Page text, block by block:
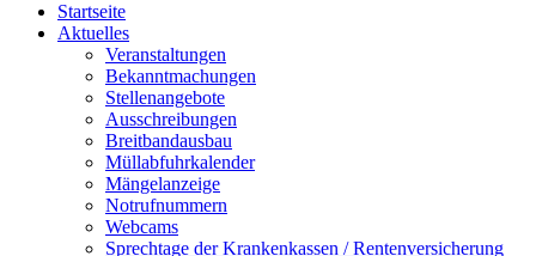
Startseite
Aktuelles
Veranstaltungen
Bekanntmachungen
Stellenangebote
Ausschreibungen
Breitbandausbau
Müllabfuhrkalender
Mängelanzeige
Notrufnummern
Webcams
Sprechtage der Krankenkassen / Rentenversicherung